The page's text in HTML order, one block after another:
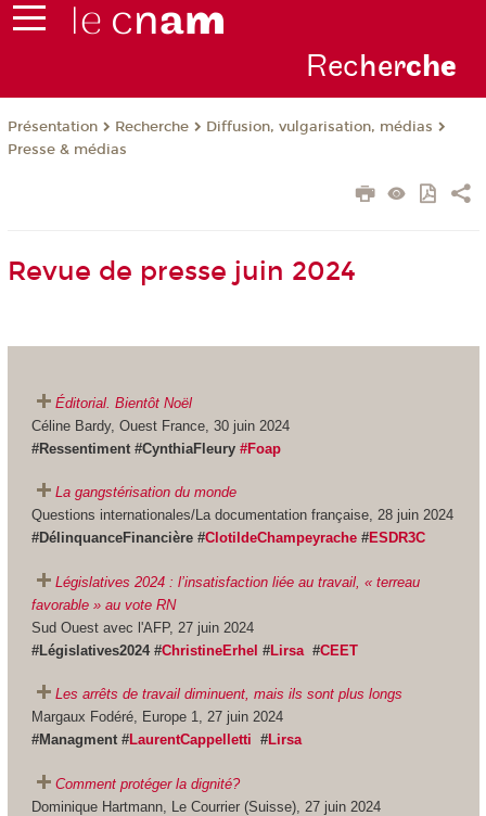
Recherche
Présentation Recherche
Diffusion, vulgarisation, médias
Presse & médias
Revue de presse juin 2024
Éditorial. Bientôt Noël
Céline Bardy, Ouest France, 30 juin 2024
#Ressentiment #CynthiaFleury #Foap
La gangstérisation du monde
Questions internationales/La documentation française, 28 juin 2024
#DélinquanceFinancière #ClotildeChampeyrache#ESDR3C
Législatives 2024 : l’insatisfaction liée au travail, « terreau
favorable » au vote RN
Sud Ouest avec l'AFP, 27 juin 2024
#Législatives2024 #ChristineErhel #Lirsa#CEET
Les arrêts de travail diminuent, mais ils sont plus longs
Margaux Fodéré, Europe 1, 27 juin 2024
#Managment #LaurentCappelletti #Lirsa
Comment protéger la dignité?
Dominique Hartmann, Le Courrier (Suisse), 27 juin 2024